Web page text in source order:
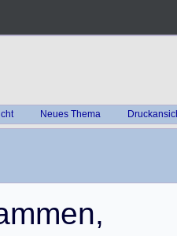
Neues Thema
mmen,